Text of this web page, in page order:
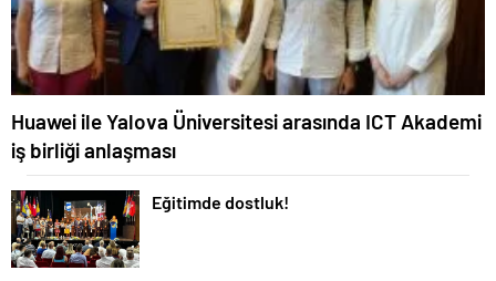
Huawei ile Yalova Üniversitesi arasında ICT Akademi
iş birliği anlaşması
Eğitimde dostluk!